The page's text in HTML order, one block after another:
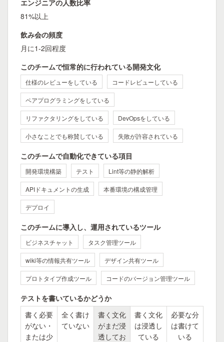
エンジニアの人数比率
81%以上
飲み会の頻度
月に1-2回程度
このチームで恒常的に行われている開発文化
仕様のレビューをしている コードレビューしている
ペアプログラミングをしている
リファクタリングをしている DevOpsをしている
小さなことでも称賛している 失敗が許容されている
このチームで自動化できている項目
開発環境構築 テスト Lint等の静的解析
APIドキュメントの生成 本番環境の構成管理
デプロイ
このチームに導入し、運用されているツール
ビジネスチャット タスク管理ツール
wiki等の情報共有ツール デザイン共有ツール
プロトタイプ作成ツール コードのバージョン管理ツール
テストを書いているかどうか
書く必要
がない・
または少
全く書け
ていない
書く文化
がまだ浸
透してお
書く文化
は浸透し
ている
必要な分
は書けて
いる